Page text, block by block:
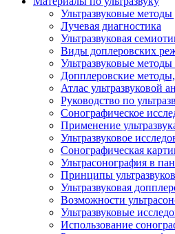
Ультразвуковые
Лучевая диагностика
Ультразвуковая
Виды доплеровских
Ультразвуковые
Допплеровские
Атлас ультразвуковой
Руководство по
Сонографическое
Применение
Ультразвуковое
Сонографическая
Ультрасонография в
Принципы
Ультразвуковая
Возможности
Ультразвуковые
Использование